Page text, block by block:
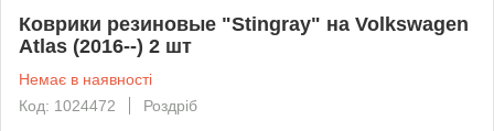
Коврики резиновые "Stingray" на Volkswagen
Atlas (2016--) 2 шт
Немає в наявності
Код: 1024472
Роздріб